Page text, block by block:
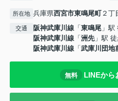
所在地 兵庫県西宮市東鳴尾町２丁
交通 阪神武庫川線 「東鳴尾 」
阪神武庫川線 「洲先」駅
阪神武庫川線 「武庫川団地
無料 LINEから